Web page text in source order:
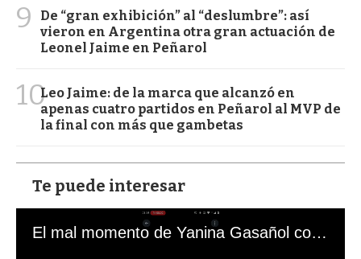
9
De “gran exhibición” al “deslumbre”: así
vieron en Argentina otra gran actuación de
Leonel Jaime en Peñarol
10Leo Jaime: de la marca que alcanzó en
apenas cuatro partidos en Peñarol al MVP de
la final con más que gambetas
Te puede interesar
El mal momento de Yanina Gasañol con un hincha argentino en "Subrayado"